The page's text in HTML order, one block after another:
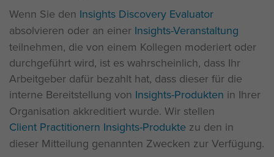
Wenn Sie den Insights Discovery Evaluator
absolvieren oder an einer Insights-Veranstaltung
teilnehmen, die von einem Kollegen moderiert oder
durchgeführt wird, ist es wahrscheinlich, dass Ihr
Arbeitgeber dafür bezahlt hat, dass dieser für die
interne Bereitstellung von Insights-Produkten in Ihrer
Organisation akkreditiert wurde. Wir stellen
Client Practitionern Insights-Produkte zu den in
dieser Mitteilung genannten Zwecken zur Verfügung.